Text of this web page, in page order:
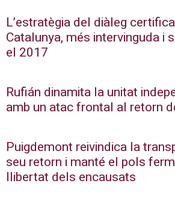
L’estratègia del diàleg
Catalunya, més intervinguda i
el 2017
Rufián dinamita la unitat
amb un atac frontal al retorn
Puigdemont reivindica la
seu retorn i manté el pols
llibertat dels encausats